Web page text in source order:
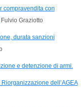
compravendita con
Graziotto
durata sanzioni
e detenzione di armi.
Riorganizzazione dell’AGEA